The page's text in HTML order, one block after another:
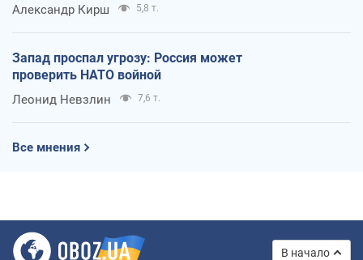
Александр Кирш 5,8 т.
Запад проспал угрозу: Россия может
проверить НАТО войной
Леонид Невзлин 7,6 т.
Все мнения
В начало